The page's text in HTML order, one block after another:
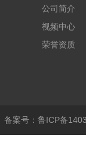
公司简介
视频中心
荣誉资质
备案号：鲁ICP备